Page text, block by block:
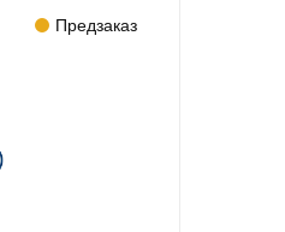
Предзаказ